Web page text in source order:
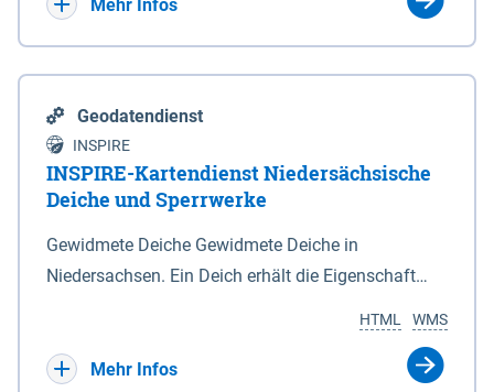
Mehr Infos
Geodatendienst
INSPIRE
INSPIRE-Kartendienst Niedersächsische
Deiche und Sperrwerke
Gewidmete Deiche Gewidmete Deiche in
Niedersachsen. Ein Deich erhält die Eigenschaft
Deichbehörde durch Verordnung ausspricht. Für
WMS
HTML
Mehr Infos